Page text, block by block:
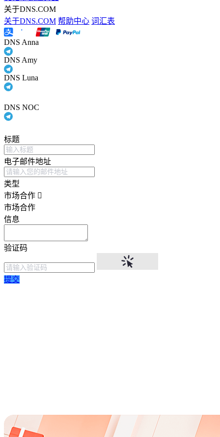
关于DNS.COM
关于DNS.COM 帮助中心 词汇表
DNS Anna
DNS Amy
DNS Luna
DNS NOC
标题
电子邮件地址
类型
市场合作
市场合作
信息
验证码
提交